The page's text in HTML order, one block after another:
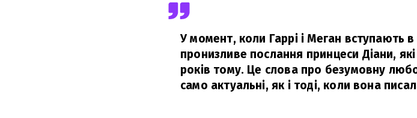
У момент, коли Гаррі і Меган вступають
пронизливе послання принцеси Діани,
років тому. Це слова про безумовну
само актуальні, як і тоді, коли вона